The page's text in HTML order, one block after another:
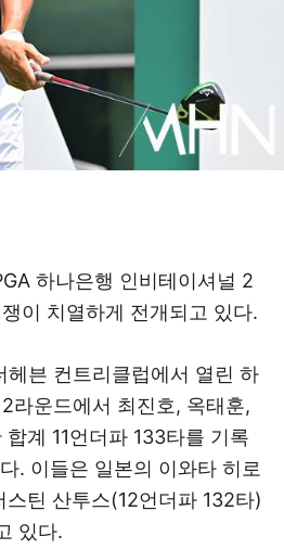
하나은행 인비테이셔널 2
이 치열하게 전개되고 있다.
헤븐 컨트리클럽에서 열린 하
라운드에서 최진호, 옥태훈,
계 11언더파 133타를 기록
. 이들은 일본의 이와타 히로
틴 산투스(12언더파 132타)
있다.